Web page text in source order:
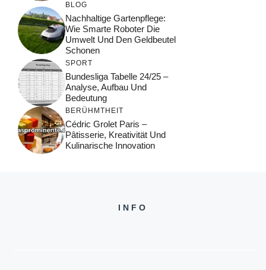
BLOG
Nachhaltige Gartenpflege:
Wie Smarte Roboter Die
Umwelt Und Den Geldbeutel
Schonen
SPORT
Bundesliga Tabelle 24/25 –
Analyse, Aufbau Und
Bedeutung
BERÜHMTHEIT
Cédric Grolet Paris –
Pâtisserie, Kreativität Und
Kulinarische Innovation
INFO